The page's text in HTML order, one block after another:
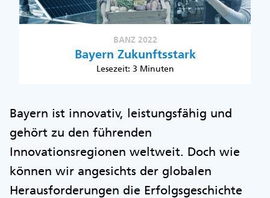
BANZ 2022
Bayern Zukunftsstark
Lesezeit: 3 Minuten
Bayern ist innovativ, leistungsfähig und
gehört zu den führenden
Innovationsregionen weltweit. Doch wie
können wir angesichts der globalen
Herausforderungen die Erfolgsgeschichte